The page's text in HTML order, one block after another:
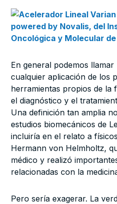
En general podemos llamar
cualquier aplicación de los
herramientas propios de la
el diagnóstico y el
Una definición tan amplia
estudios biomecánicos de
incluiría en el relato a
Hermann von Helmholtz,
médico y realizó
relacionadas con la
Pero sería exagerar. La